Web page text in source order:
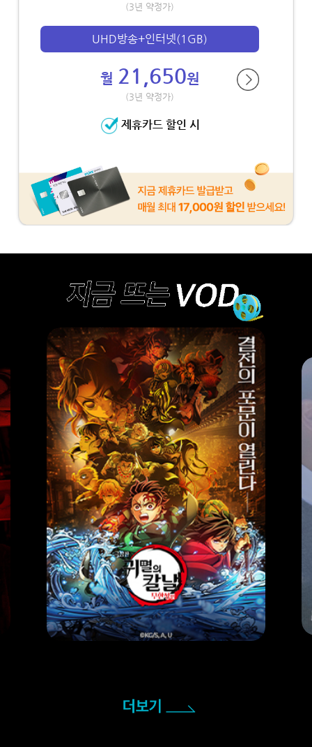
(3년 약정가)
UHD방송+인터넷(1GB)
월 21,650원
(3년 약정가)
제휴카드 할인 시